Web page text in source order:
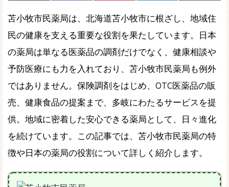
(Twitter)
苫小牧市民薬局は、北海道苫小牧市に根ざし、地域住
民の健康を支える重要な役割を果たしています。日本
の薬局は単なる医薬品の調剤だけでなく、健康相談や
予防医療にも力を入れており、苫小牧市民薬局も例外
ではありません。保険調剤をはじめ、OTC医薬品の販
売、健康食品の提案まで、多岐にわたるサービスを提
供。地域に密着した安心できる薬局として、日々進化
を続けています。この記事では、苫小牧市民薬局の特
徴や日本の薬局の役割について詳しく紹介します。